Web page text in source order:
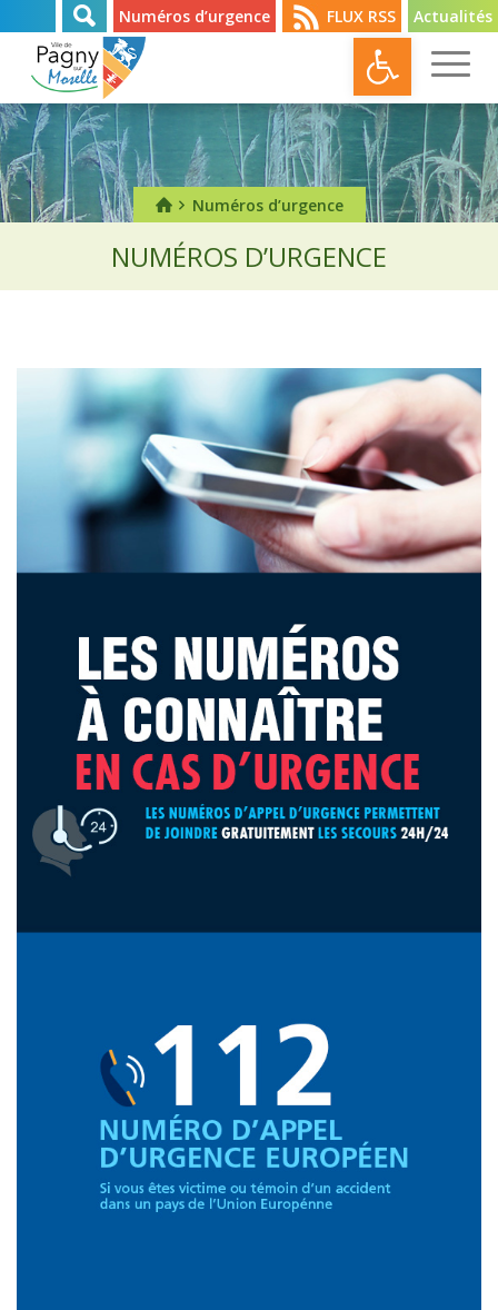
Ouvrir
Numéros d’urgence FLUX RSS Actualités
Numéros d’urgence
NUMÉROS D’URGENCE